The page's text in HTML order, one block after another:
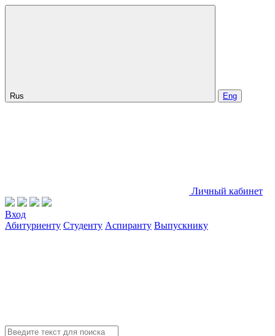
Rus Eng
Личный кабинет
Вход
Абитуриенту Студенту Аспиранту Выпускнику